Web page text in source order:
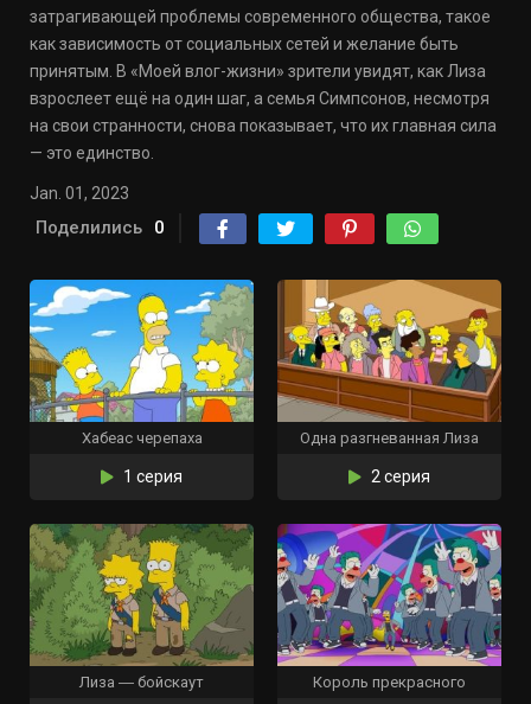
затрагивающей проблемы современного общества, такое
как зависимость от социальных сетей и желание быть
принятым. В «Моей влог-жизни» зрители увидят, как Лиза
взрослеет ещё на один шаг, а семья Симпсонов, несмотря
на свои странности, снова показывает, что их главная сила
— это единство.
Jan. 01, 2023
Поделились 0
Хабеас черепаха
1 серия
Одна разгневанная Лиза
2 серия
Лиза ― бойскаут Король прекрасного